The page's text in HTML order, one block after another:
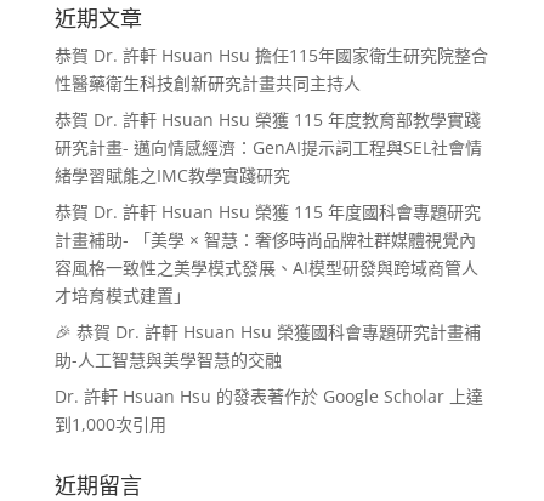
近期文章
恭賀 Dr. 許軒 Hsuan Hsu 擔任115年國家衛生研究院整合
性醫藥衛生科技創新研究計畫共同主持人
恭賀 Dr. 許軒 Hsuan Hsu 榮獲 115 年度教育部教學實踐
研究計畫- 邁向情感經濟：GenAI提示詞工程與SEL社會情
緒學習賦能之IMC教學實踐研究
恭賀 Dr. 許軒 Hsuan Hsu 榮獲 115 年度國科會專題研究
計畫補助- 「美學 × 智慧：奢侈時尚品牌社群媒體視覺內
容風格一致性之美學模式發展、AI模型研發與跨域商管人
才培育模式建置」
🎉 恭賀 Dr. 許軒 Hsuan Hsu 榮獲國科會專題研究計畫補
助-人工智慧與美學智慧的交融
Dr. 許軒 Hsuan Hsu 的發表著作於 Google Scholar 上達
到1,000次引用
近期留言